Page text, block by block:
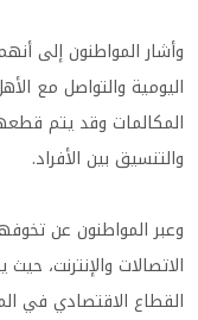
وأشار المواطنون إلى
اليومية والتواصل مع
المكالمات وقد يتم
والتنسيق بين الأفراد.
وعبر المواطنون عن
الاتصالات والإنترنت،
القطاع الاقتصادي في